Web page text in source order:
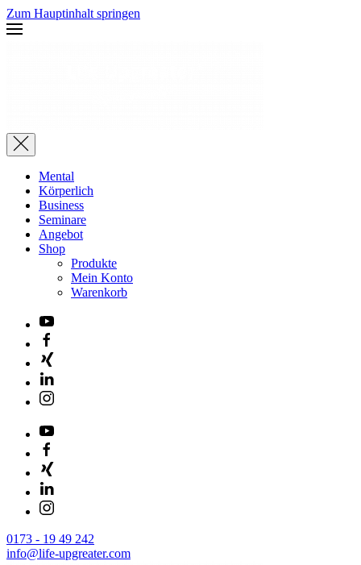
Zum Hauptinhalt springen
Mental
Körperlich
Business
Seminare
Angebot
Shop
Produkte
Mein Konto
Warenkorb
0173 - 19 49 242
info@life-upgreater.com